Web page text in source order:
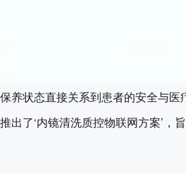
养状态直接关系到患者的安全与
了‘内镜清洗质控物联网方案’，